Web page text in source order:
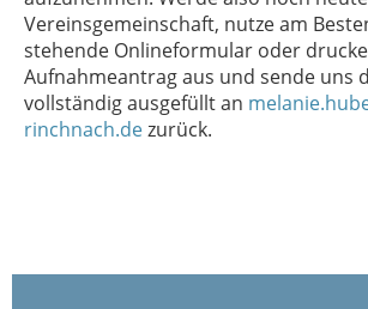
Vereinsgemeinschaft, nutze am
stehende Onlineformular oder
Aufnahmeantrag aus und sende uns
vollständig ausgefüllt an
rinchnach.dezurück.